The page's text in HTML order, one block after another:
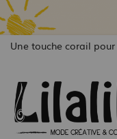
Une touche corail